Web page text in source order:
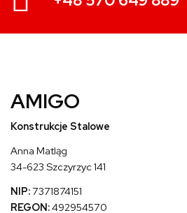
AMIGO
Konstrukcje Stalowe
Anna Matląg
34-623 Szczyrzyc 141
NIP:7371874151
REGON:492954570